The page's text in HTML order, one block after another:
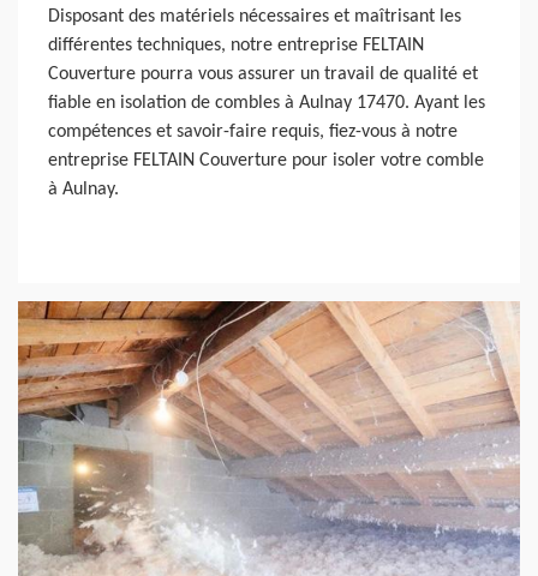
Disposant des matériels nécessaires et maîtrisant les
différentes techniques, notre entreprise FELTAIN
Couverture pourra vous assurer un travail de qualité et
fiable en isolation de combles à Aulnay 17470. Ayant les
compétences et savoir-faire requis, fiez-vous à notre
entreprise FELTAIN Couverture pour isoler votre comble
à Aulnay.